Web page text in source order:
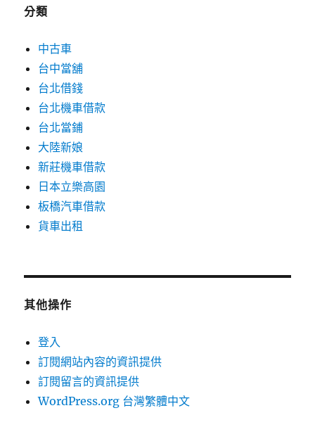
分類
中古車
台中當舖
台北借錢
台北機車借款
台北當鋪
大陸新娘
新莊機車借款
日本立樂高園
板橋汽車借款
貨車出租
其他操作
登入
訂閱網站內容的資訊提供
訂閱留言的資訊提供
WordPress.org 台灣繁體中文